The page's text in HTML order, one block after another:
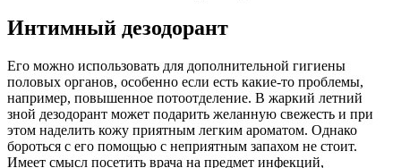
Интимный дезодорант
Его можно использовать для дополнительной гигиены
половых органов, особенно если есть какие-то проблемы,
например, повышенное потоотделение. В жаркий летний
зной дезодорант может подарить желанную свежесть и при
этом наделить кожу приятным легким ароматом. Однако
бороться с его помощью с неприятным запахом не стоит.
Имеет смысл посетить врача на предмет инфекций,